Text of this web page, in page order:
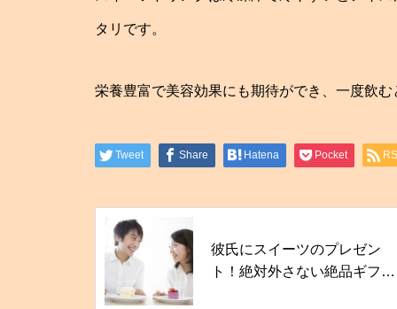
タリです。
栄養豊富で美容効果にも期待ができ、一度飲
Tweet Share Hatena Pocket
彼氏にスイーツのプレゼン
ト！絶対外さない絶品ギフト